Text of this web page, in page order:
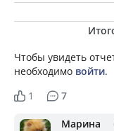
Чтобы увидеть
необходимо войти.
1
7
Марина